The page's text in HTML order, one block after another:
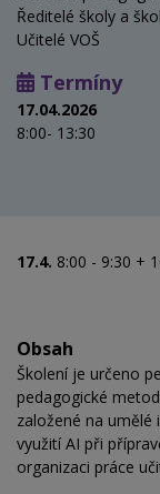
Ředitelé školy a
Učitelé VOŠ
Termíny
17.04.2026
8:00- 13:30
17.4. 8:00 - 9:30 +
Obsah
Školení je určeno
pedagogické
založené na umělé
využití AI při
organizaci práce